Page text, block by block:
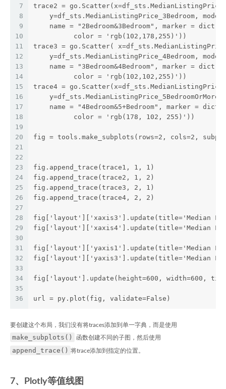
7
8
9
10
11
12
13
14
15
16
17
18
19
20
21
22
23
24
25
26
27
28
29
30
31
32
33
34
35
36
trace2 =
y=df_sts.MedianListingPrice_3Bedroom,
    name = "2Bedroom&3Bedroom", marker = dict(
          color = 'rgb(102,178,255)'))
trace3 = go.Scatter(
y=df_sts.MedianListingPrice_4Bedroom,
    name = "3Bedroom&4Bedroom", marker = dict(
          color = 'rgb(102,102,255)'))
trace4 =
y=df_sts.MedianListingPrice_5BedroomOrMore,
    name = "4Bedroom&5+Bedroom", marker = dict(
          color = 'rgb(178, 102, 255)'))
fig = tools.make_subplots(rows=2, cols=2,
fig.append_trace(trace1, 1, 1)
fig.append_trace(trace2, 1, 2)
fig.append_trace(trace3, 2, 1)
fig.append_trace(trace4, 2, 2)
fig['layout']['xaxis3'].update(title='Median
fig['layout']['xaxis4'].update(title='Median
fig['layout']['yaxis1'].update(title='Median
fig['layout']['yaxis3'].update(title='Median
fig['layout'].update(height=600, width=600,
url = py.plot(fig, validate=False)
要创建这个布局，我们没有将traces添加到单一字典，而是使用
make_subplots() 函数创建不同的子图，然后使用
append_trace() 将trace添加到指定的位置。
7、Plotly等值线图